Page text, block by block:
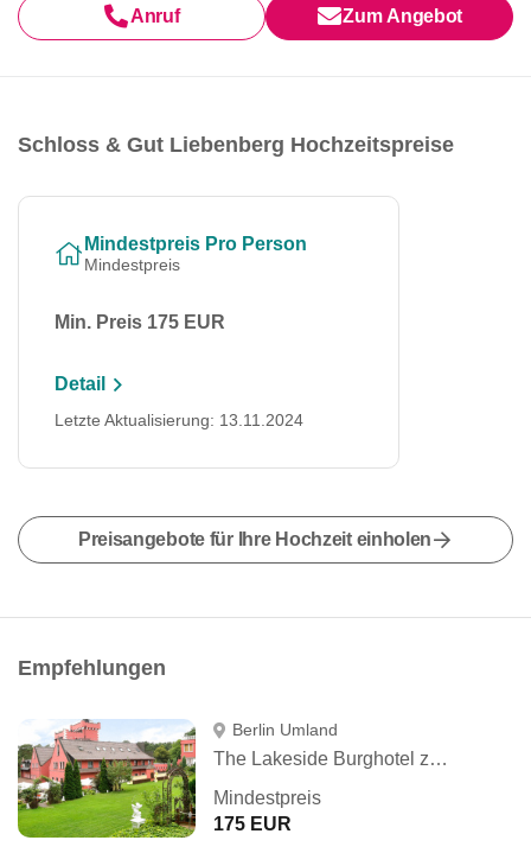
Anruf Zum Angebot
Schloss & Gut Liebenberg Hochzeitspreise
Mindestpreis Pro Person
Mindestpreis
Min. Preis 175 EUR
Detail
Letzte Aktualisierung: 13.11.2024
Preisangebote für Ihre Hochzeit einholen
Empfehlungen
Berlin Umland
The Lakeside Burghotel zu Strausberg
Mindestpreis
175 EUR